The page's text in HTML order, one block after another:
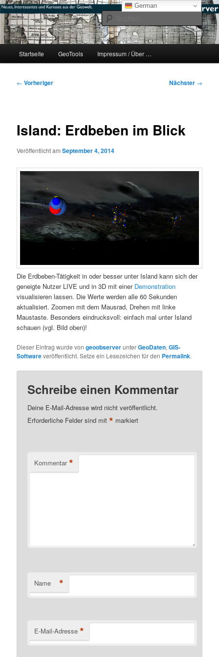
Zum
primären
Inhalt
springen#geoObserver
mikeE's GeoBlog
Startseite GeoTools Impressum / Über …
Beitragsnavigation
← Vorheriger Nächster →
Island: Erdbeben im Blick
Veröffentlicht amSeptember 4, 2014
Die Erdbeben-Tätigkeit in oder besser unter Island kann sich der
geneigte Nutzer LIVE und in 3D mit einer Demonstration
visualisieren lassen. Die Werte werden alle 60 Sekunden
aktualisiert. Zoomen mit dem Mausrad, Drehen mit linke
Maustaste. Besonders eindrucksvoll: einfach mal unter Island
schauen (vgl. Bild oben)!
Dieser Eintrag wurde vongeoobserverunterGeoDaten,GIS-
Softwareveröffentlicht. Setze ein Lesezeichen für den Permalink.
Schreibe einen Kommentar
Deine E-Mail-Adresse wird nicht veröffentlicht.
Erforderliche Felder sind mit* markiert
Kommentar *
Name *
E-Mail-Adresse *
German